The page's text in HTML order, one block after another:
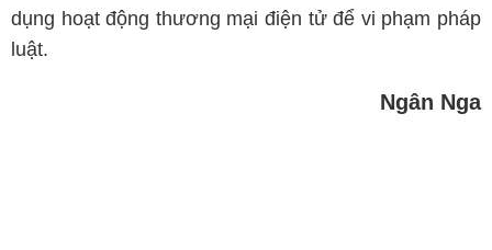
dụng hoạt động thương mại điện tử để vi phạm pháp
luật.
Ngân Nga